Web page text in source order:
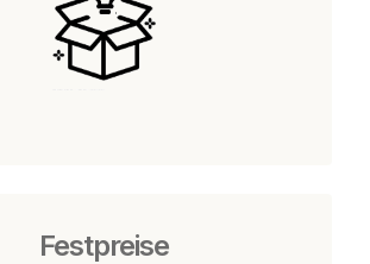
Festpreise